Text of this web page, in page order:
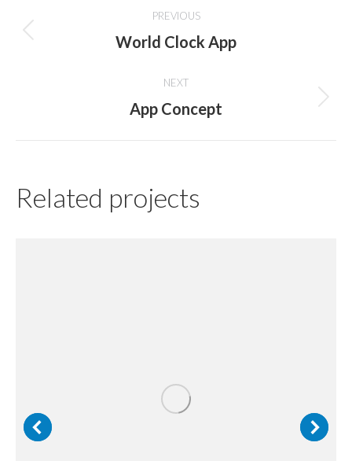
navigation
PREVIOUS
Previous
World Clock App
NEXT
Next
App Concept
Related projects